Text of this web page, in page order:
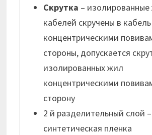
Скрутка –
кабелей скручены в кабель
концентрическими
стороны, допускается
изолированных жил
концентрическими
сторону
2 й разделительный слой –
синтетическая пленка